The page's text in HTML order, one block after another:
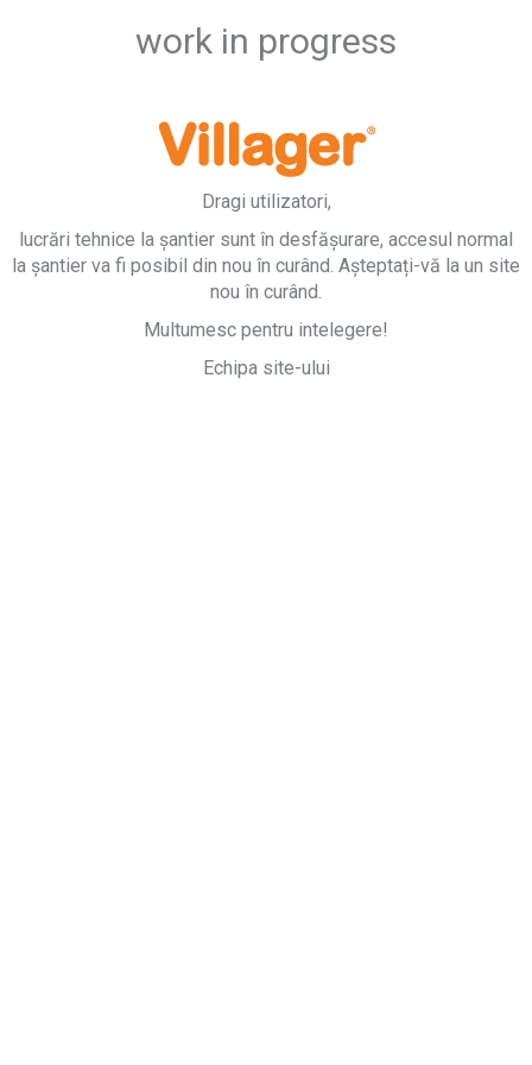
work in progress
Dragi utilizatori,
lucrări tehnice la șantier sunt în desfășurare, accesul normal
la șantier va fi posibil din nou în curând. Așteptați-vă la un site
nou în curând.
Multumesc pentru intelegere!
Echipa site-ului